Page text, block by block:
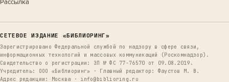
Рассылка
СЕТЕВОЕ ИЗДАНИЕ «БИБЛИОРИНГ»
Зарегистрировано Федеральной службой по надзору в сфере связи,
информационных технологий и массовых коммуникаций (Роскомнадзор).
Свидетельство о регистрации: ЭЛ № ФС 77-76570 от 09.08.2019.
Учредитель: ООО «Библиоринг» · Главный редактор: Фаустов М. В.
Адрес редакции: Москва · info@biblioring.ru